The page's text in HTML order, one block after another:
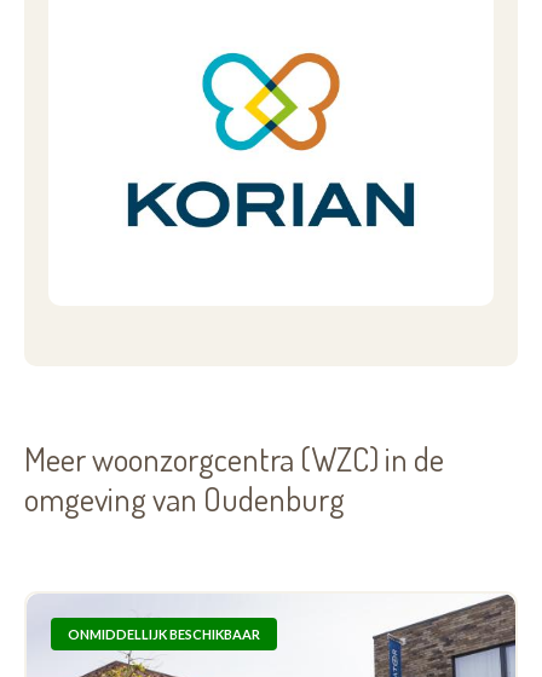
Meer woonzorgcentra (WZC) in de
omgeving van Oudenburg
ONMIDDELLIJK BESCHIKBAAR